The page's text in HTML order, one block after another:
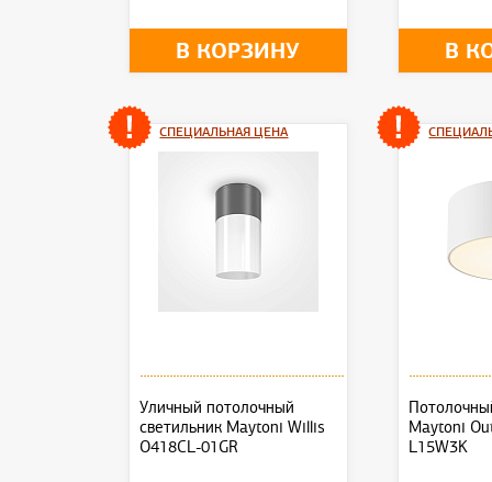
В КОРЗИНУ В
СПЕЦИАЛЬНАЯ ЦЕНА
Уличный потолочный
светильник Maytoni Willis
O418CL-01GR
Maytoni
L15W3K